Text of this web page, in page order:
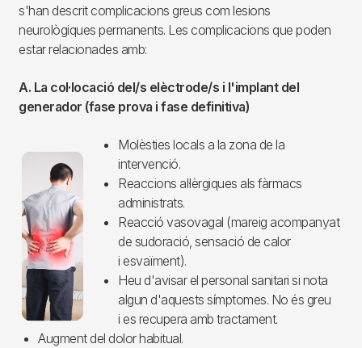
s'han descrit complicacions greus com lesions
neurològiques permanents. Les complicacions que poden
estar relacionades amb:
A. La col·locació del/s elèctrode/s i l'implant del
generador (fase prova i fase definitiva)
Imagen
Molèsties locals a la zona de la
intervenció.
Reaccions al·lèrgiques als fàrmacs
administrats.
Reacció vasovagal (mareig acompanyat
de sudoració, sensació de calor
i esvaïment).
Heu d'avisar el personal sanitari si nota
algun d'aquests símptomes. No és greu
i es recupera amb tractament.
Augment del dolor habitual.